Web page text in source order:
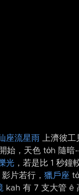
座流星雨 上濟彼工
始，天色 to̍h 隨暗-⁠
光 ，若是比 1 秒鐘
片若行， 獵戶座
kah 有 7 支大管 ê